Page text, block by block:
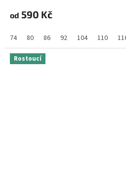
od 590 Kč
74 80 86 92 104 110
Rostoucí